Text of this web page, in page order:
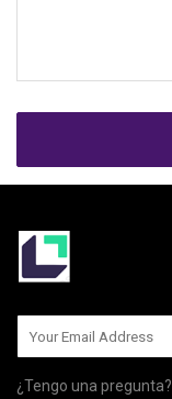
¿Tengo una pregunta?